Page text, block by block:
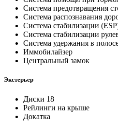
Система предотвращения
Система распознавания
Система стабилизации
Система стабилизации
Система удержания в
Иммобилайзер
Центральный замок
Экстерьер
Диски 18
Рейлинги на крыше
Докатка